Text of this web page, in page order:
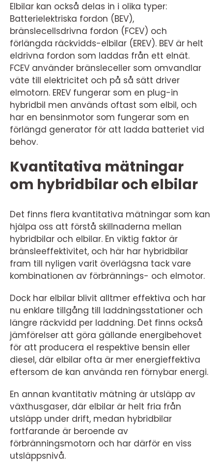
Elbilar kan också delas in i olika typer:
Batterielektriska fordon (BEV),
bränslecellsdrivna fordon (FCEV) och
förlängda räckvidds-elbilar (EREV). BEV är helt
eldrivna fordon som laddas från ett elnät.
FCEV använder bränsleceller som omvandlar
väte till elektricitet och på så sätt driver
elmotorn. EREV fungerar som en plug-in
hybridbil men används oftast som elbil, och
har en bensinmotor som fungerar som en
förlängd generator för att ladda batteriet vid
behov.
Kvantitativa mätningar
om hybridbilar och elbilar
Det finns flera kvantitativa mätningar som kan
hjälpa oss att förstå skillnaderna mellan
hybridbilar och elbilar. En viktig faktor är
bränsleeffektivitet, och här har hybridbilar
fram till nyligen varit överlägsna tack vare
kombinationen av förbrännings- och elmotor.
Dock har elbilar blivit alltmer effektiva och har
nu enklare tillgång till laddningsstationer och
längre räckvidd per laddning. Det finns också
jämförelser att göra gällande energibehovet
för att producera el respektive bensin eller
diesel, där elbilar ofta är mer energieffektiva
eftersom de kan använda ren förnybar energi.
En annan kvantitativ mätning är utsläpp av
växthusgaser, där elbilar är helt fria från
utsläpp under drift, medan hybridbilar
fortfarande är beroende av
förbränningsmotorn och har därför en viss
utsläppsnivå.